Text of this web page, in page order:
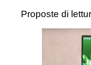
Proposte di